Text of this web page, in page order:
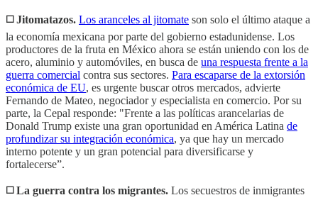
◻️ Jitomatazos. Los aranceles al jitomate son solo el último ataque a
la economía mexicana por parte del gobierno estadunidense. Los
productores de la fruta en México ahora se están uniendo con los de
acero, aluminio y automóviles, en busca de una respuesta frente a la
guerra comercial contra sus sectores. Para escaparse de la extorsión
económica de EU, es urgente buscar otros mercados, advierte
Fernando de Mateo, negociador y especialista en comercio. Por su
parte, la Cepal responde: "Frente a las políticas arancelarias de
Donald Trump existe una gran oportunidad en América Latina de
profundizar su integración económica, ya que hay un mercado
interno potente y un gran potencial para diversificarse y
fortalecerse”.
◻️ La guerra contra los migrantes. Los secuestros de inmigrantes